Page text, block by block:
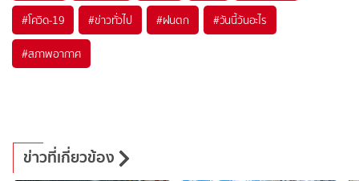
#โควิด-19 #ข่าวทั่วไป #ฝนตก #วันนี้วันอะไร
#สภาพอากาศ
ข่าวที่เกี่ยวข้อง